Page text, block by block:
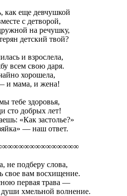
еще девчушкой
с детворой,
на речушку,
детский твой?
и взрослела,
всем свою даря.
хорошела,
и мама, и жена!
тебе здоровья,
сто добрых лет!
«Как застолье?»
— наш ответ.
не подберу слова,
свое вам восхищение.
первая трава —
хмельной волнение.